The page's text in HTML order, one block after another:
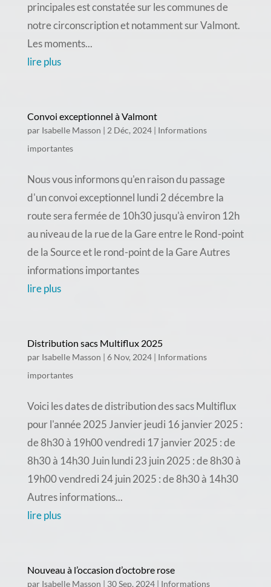
principales est constatée sur les communes de
notre circonscription et notamment sur Valmont.
Les moments...
lire plus
Convoi exceptionnel à Valmont
par Isabelle Masson | 2 Déc, 2024| Informations
importantes
Nous vous informons qu'en raison du passage
d'un convoi exceptionnel lundi 2 décembre la
route sera fermée de 10h30 jusqu'à environ 12h
au niveau de la rue de la Gare entre le Rond-point
de la Source et le rond-point de la Gare Autres
informations importantes
lire plus
Distribution sacs Multiflux 2025
par Isabelle Masson | 6 Nov, 2024| Informations
importantes
Voici les dates de distribution des sacs Multiflux
pour l'année 2025 Janvier jeudi 16 janvier 2025 :
de 8h30 à 19h00 vendredi 17 janvier 2025 : de
8h30 à 14h30 Juin lundi 23 juin 2025 : de 8h30 à
19h00 vendredi 24 juin 2025 : de 8h30 à 14h30
Autres informations...
lire plus
Nouveau à l’occasion d’octobre rose
par Isabelle Masson | 30 Sep, 2024| Informations